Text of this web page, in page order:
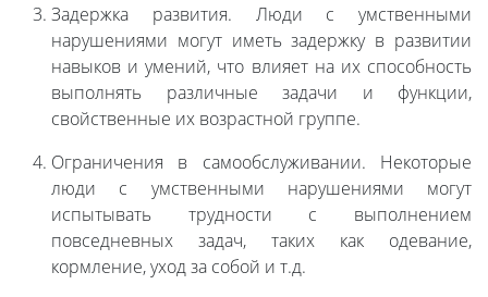
Задержка развития. Люди с умственными
нарушениями могут иметь задержку в развитии
навыков и умений, что влияет на их способность
выполнять различные задачи и функции,
свойственные их возрастной группе.
Ограничения в самообслуживании. Некоторые
люди с умственными нарушениями могут
испытывать трудности с выполнением
повседневных задач, таких как одевание,
кормление, уход за собой и т.д.